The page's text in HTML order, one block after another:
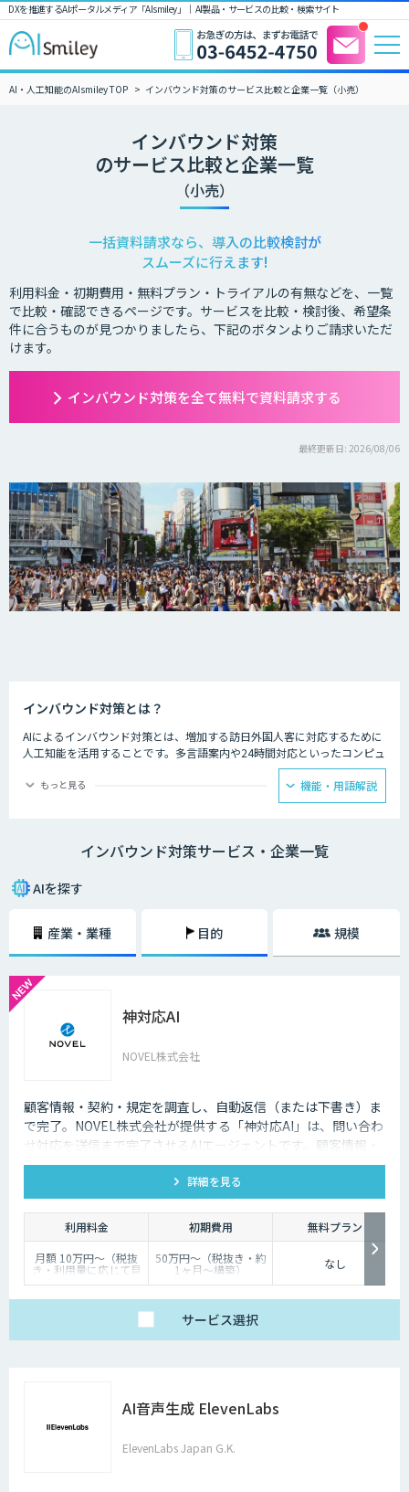
DXを推進するAIポータルメディア「AIsmiley」｜ AI製品・サービスの比較・検索サイト
AI・人工知能のAIsmiley TOP インバウンド対策のサービス比較と企業一覧（小売）
インバウンド対策
のサービス比較と企業一覧
（小売）
一括資料請求なら、導入の比較検討が
スムーズに行えます!
利用料金・初期費用・無料プラン・トライアルの有無などを、一覧
で比較・確認できるページです。サービスを比較・検討後、希望条
件に合うものが見つかりましたら、下記のボタンよりご請求いただ
けます。
インバウンド対策を全て無料で資料請求する
最終更新日: 2026/08/06
インバウンド対策とは？
AIによるインバウンド対策とは、増加する訪日外国人客に対応するために
人工知能を活用することです。多言語案内や24時間対応といったコンピュ
ーターならではの強みを生かし、AIを観光業界に役立てている事例があり
ます。
提供できるAIは、観光業界を支える味方となることでしょう。
もっと見る 機能・用語解説
インバウンド対策サービス・企業一覧
AIを探す
産業・業種 目的 規模
神対応AI
NOVEL株式会社
顧客情報・契約・規定を調査し、自動返信（または下書き）ま
で完了。NOVEL株式会社が提供する「神対応AI」は、問い合わ
せ対応を送信まで完了させるAIエージェントです。顧客情報・
契約・規定を突き合わせて回答を数十秒で作成し、自動送信か
下書き止めかを選べます。
詳細を見る
利用料金 初期費用
無料プラン
月額 10万円〜（税抜
き・利用量に応じて見
積り）
50万円〜（税抜き・約
1ヶ月〜構築） なし
サービス選択
AI音声生成 ElevenLabs
ElevenLabs Japan G.K.